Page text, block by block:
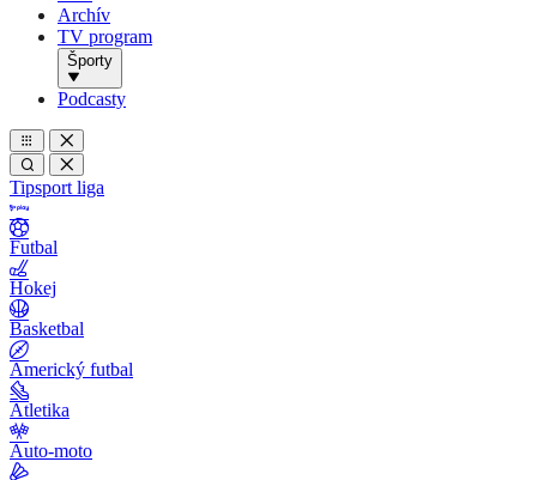
Archív
TV program
Športy
Podcasty
Tipsport liga
Futbal
Hokej
Basketbal
Americký futbal
Atletika
Auto-moto